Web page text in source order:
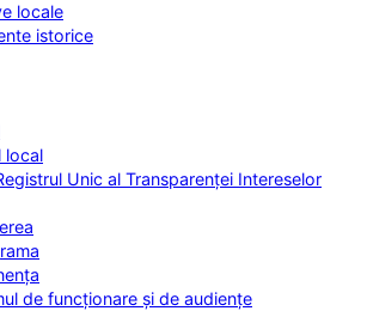
locale
istorice
local
Unic al Transparenței Intereselor
de funcționare și de audiențe